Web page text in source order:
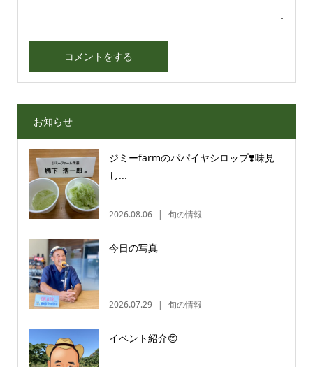
お知らせ
ジミーfarmのパパイヤシロップ❣️味見
し...
2026.08.06 旬の情報
今日の写真
2026.07.29 旬の情報
イベント紹介😊